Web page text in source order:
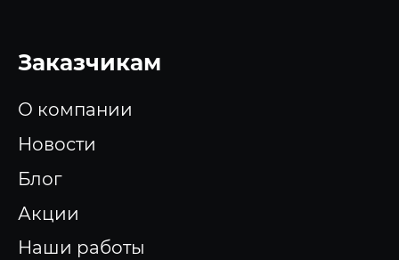
Заказчикам
О компании
Новости
Блог
Акции
Наши работы